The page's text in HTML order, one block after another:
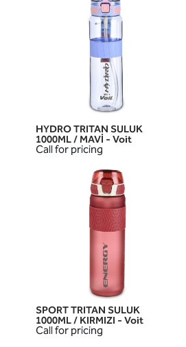
HYDRO TRITAN SULUK
1000ML / MAVİ - Voit
Call for pricing
SPORT TRITAN SULUK
1000ML / KIRMIZI - Voit
Call for pricing